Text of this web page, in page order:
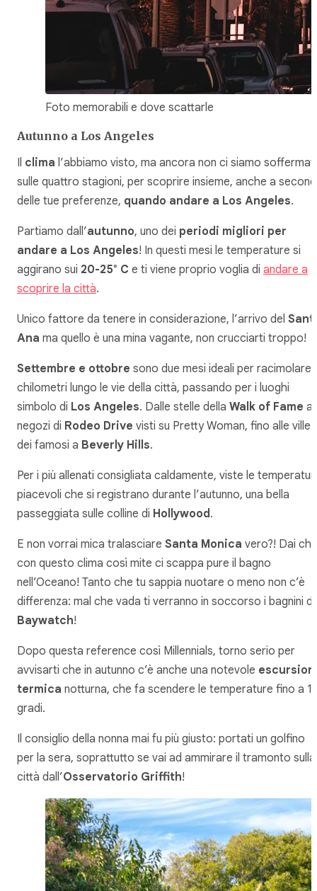
Foto memorabili e dove scattarle
Autunno a Los Angeles
Il clima l’abbiamo visto, ma ancora non ci siamo
sulle quattro stagioni, per scoprire insieme, anche a
delle tue preferenze, quando andare a Los Angeles.
Partiamo dall’autunno, uno dei periodi migliori per
andare a Los Angeles! In questi mesi le temperature si
aggirano sui 20-25° C e ti viene proprio voglia di andare a
scoprire la città.
Unico fattore da tenere in considerazione, l’arrivo del
Ana ma quello è una mina vagante, non crucciarti troppo!
Settembre e ottobre sono due mesi ideali per racimolare
chilometri lungo le vie della città, passando per i luoghi
simbolo di Los Angeles. Dalle stelle della Walk of Fame ai
negozi di Rodeo Drive visti su Pretty Woman, fino alle ville
dei famosi a Beverly Hills.
Per i più allenati consigliata caldamente, viste le
piacevoli che si registrano durante l’autunno, una bella
passeggiata sulle colline di Hollywood.
E non vorrai mica tralasciare Santa Monica vero?! Dai che
con questo clima così mite ci scappa pure il bagno
nell’Oceano! Tanto che tu sappia nuotare o meno non c’è
differenza: mal che vada ti verranno in soccorso i bagnini di
Baywatch!
Dopo questa reference così Millennials, torno serio per
avvisarti che in autunno c’è anche una notevole
termica notturna, che fa scendere le temperature fino a
gradi.
Il consiglio della nonna mai fu più giusto: portati un golfino
per la sera, soprattutto se vai ad ammirare il tramonto sulla
città dall’Osservatorio Griffith!